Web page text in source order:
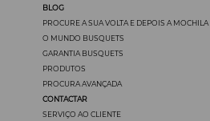
BLOG
PROCURE A SUA VOLTA E DEPOIS A MOCHILA
O MUNDO BUSQUETS
GARANTIA BUSQUETS
PRODUTOS
PROCURA AVANÇADA
CONTACTAR
SERVIÇO AO CLIENTE